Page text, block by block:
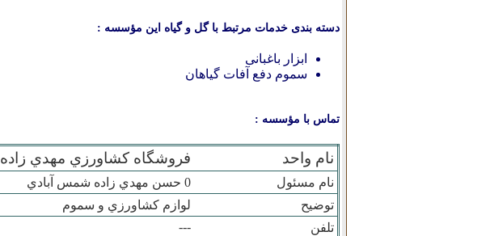
دسته بندی خدمات مرتبط با گل و گیاه این مؤسسه :
ابزار باغبانی
سموم دفع آفات گیاهان
تماس با مؤسسه :
نام واحد فروشگاه کشاورزي مهدي زاده
نام مسئول
0 حسن مهدي زاده شمس آبادي
توضیح
لوازم کشاورزي و سموم
تلفن
---